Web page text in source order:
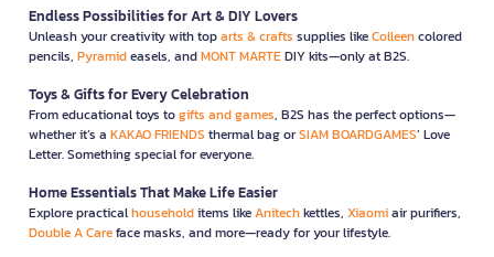
Endless Possibilities for Art & DIY Lovers
Unleash your creativity with toparts & crafts supplies likeColleencolored
pencils, Pyramideasels, andMONT MARTEDIY kits—only at B2S.
Toys & Gifts for Every Celebration
From educational toys togifts and games, B2S has the perfect options—
whether it’s a KAKAO FRIENDS thermal bag orSIAM BOARDGAMES’ Love
Letter. Something special for everyone.
Home Essentials That Make Life Easier
Explore practicalhouseholditems likeAnitechkettles, Xiaomiair purifiers,
Double A Careface masks, and more—ready for your lifestyle.